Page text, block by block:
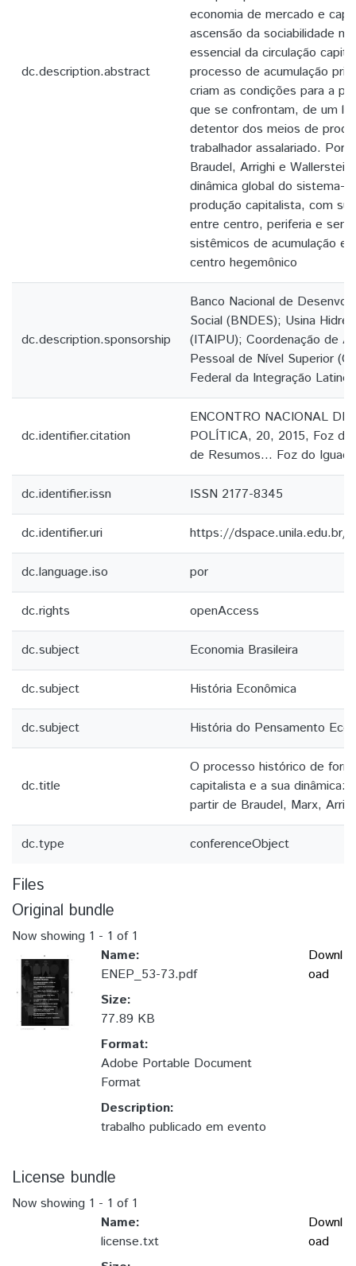
dc.description.abstract
economia de mercado e
ascensão da sociabilidade
essencial da circulação
processo de acumulação
criam as condições para a
que se confrontam, de um
detentor dos meios de
trabalhador assalariado. Por
Braudel, Arrighi e
dinâmica global do sistema-
produção capitalista, com
entre centro, periferia e
sistêmicos de acumulação e
centro hegemônico
dc.description.sponsorship
Banco Nacional de
Social (BNDES); Usina
(ITAIPU); Coordenação de
Pessoal de Nível Superior
Federal da Integração
dc.identifier.citation
ENCONTRO NACIONAL DE
POLÍTICA, 20, 2015, Foz
de Resumos... Foz do
dc.identifier.issn ISSN 2177-8345
dc.identifier.uri https://dspace.unila.edu.br/
dc.language.iso por
dc.rights openAccess
dc.subject Economia Brasileira
dc.subject História Econômica
dc.subject História do Pensamento
dc.title
O processo histórico de
capitalista e a sua dinâmica:
partir de Braudel, Marx,
dc.type conferenceObject
Files
Original bundle
Now showing 1 - 1 of 1
Name:
ENEP_53-73.pdf
Size:
77.89 KB
Format:
Adobe Portable Document
Format
Description:
trabalho publicado em evento
Downl
oad
License bundle
Now showing 1 - 1 of 1
Name:
license.txt
Downl
oad